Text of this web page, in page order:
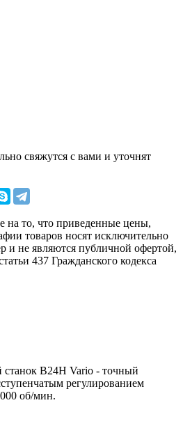
свяжутся с вами и уточнят
то, что приведенные цены,
товаров носят исключительно
и не являются публичной офертой,
437 Гражданского кодекса
B24H Vario - точный
регулированием
об/мин.